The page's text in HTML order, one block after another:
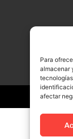
Para
almacenar
afectar